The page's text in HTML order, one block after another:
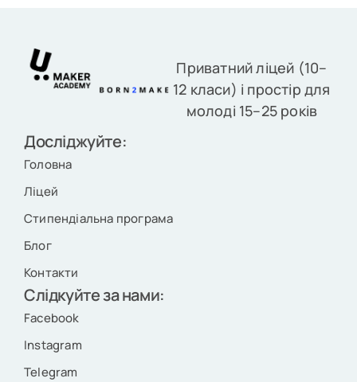
Приватний ліцей (10–
12 класи) і простір для
молоді 15–25 років
Досліджуйте:
Головна
Ліцей
Стипендіальна програма
Блог
Контакти
Слідкуйте за нами:
Facebook
Instagram
Telegram